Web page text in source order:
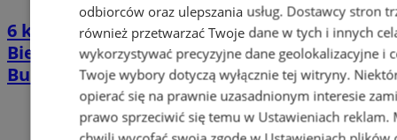
6 kilometrów bez presji i pomiaru czasu.
Bieg dla Zdrowia Psychicznego wraca na
Burloch Arenę
odbiorców oraz ulepszania usług. Dostawcy stron
również przetwarzać Twoje dane w tych i innych
wykorzystywać precyzyjne dane geolokalizacyjne i
Twoje wybory dotyczą wyłącznie tej witryny.
opierać się na prawnie uzasadnionym interesie
prawo sprzeciwić się temu w Ustawieniach reklam.